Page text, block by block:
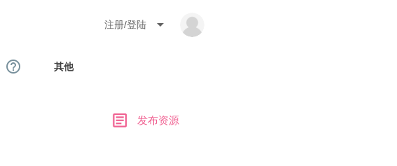
注册/登陆 arrow_drop_down
help_outline 其他
article 发布资源